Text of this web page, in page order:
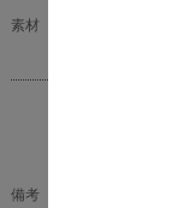
素材
備考